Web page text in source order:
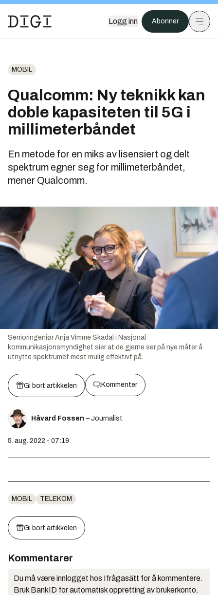
Logg inn Abonner
MOBIL
Qualcomm: Ny teknikk kan
doble kapasiteten til 5G i
millimeterbåndet
En metode for en miks av lisensiert og delt
spektrum egner seg for millimeterbåndet,
mener Qualcomm.
Senioringeniør Anja Vimme Skadal i Nasjonal
kommunikasjonsmyndighet sier at de gjerne ser på nye måter å
utnytte spektrumet mest mulig effektivt på.
Gi bort artikkelen Kommenter
Håvard Fossen – Journalist
5. aug. 2022 - 07:19
MOBIL TELEKOM
Gi bort artikkelen
Kommentarer
Du må være innlogget hos Ifrågasätt for å kommentere.
Bruk BankID for automatisk oppretting av brukerkonto.